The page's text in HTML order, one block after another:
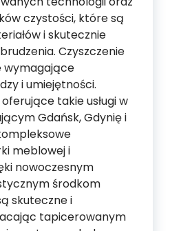
czystości, które są
i skutecznie
Czyszczenie
wymagające
i umiejętności.
takie usługi w
Gdańsk, Gdynię i
meblowej i
nowoczesnym
środkom
skuteczne i
tapicerowanym